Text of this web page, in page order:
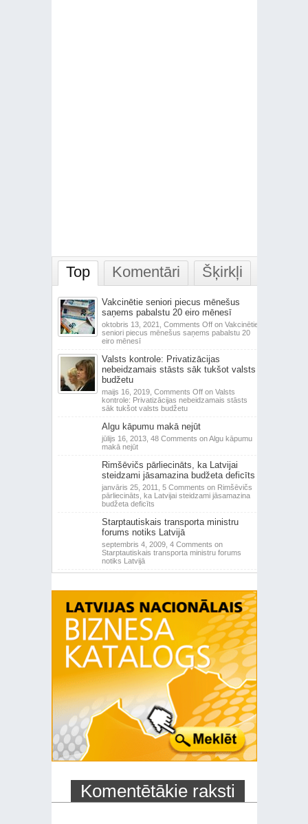
Top Komentāri Šķirkļi
Vakcinētie seniori piecus mēnešus
saņems pabalstu 20 eiro mēnesī
oktobris 13, 2021, Comments Offon Vakcinētie
seniori piecus mēnešus saņems pabalstu 20
eiro mēnesī
Valsts kontrole: Privatizācijas
nebeidzamais stāsts sāk tukšot valsts
budžetu
maijs 16, 2019, Comments Offon Valsts
kontrole: Privatizācijas nebeidzamais stāsts
sāk tukšot valsts budžetu
Algu kāpumu makā nejūt
jūlijs 16, 2013, 48 Comments on Algu kāpumu
makā nejūt
Rimšēvičs pārliecināts, ka Latvijai
steidzami jāsamazina budžeta deficīts
janvāris 25, 2011, 5 Comments on Rimšēvičs
pārliecināts, ka Latvijai steidzami jāsamazina
budžeta deficīts
Starptautiskais transporta ministru
forums notiks Latvijā
septembris 4, 2009, 4 Comments on
Starptautiskais transporta ministru forums
notiks Latvijā
Komentētākie raksti